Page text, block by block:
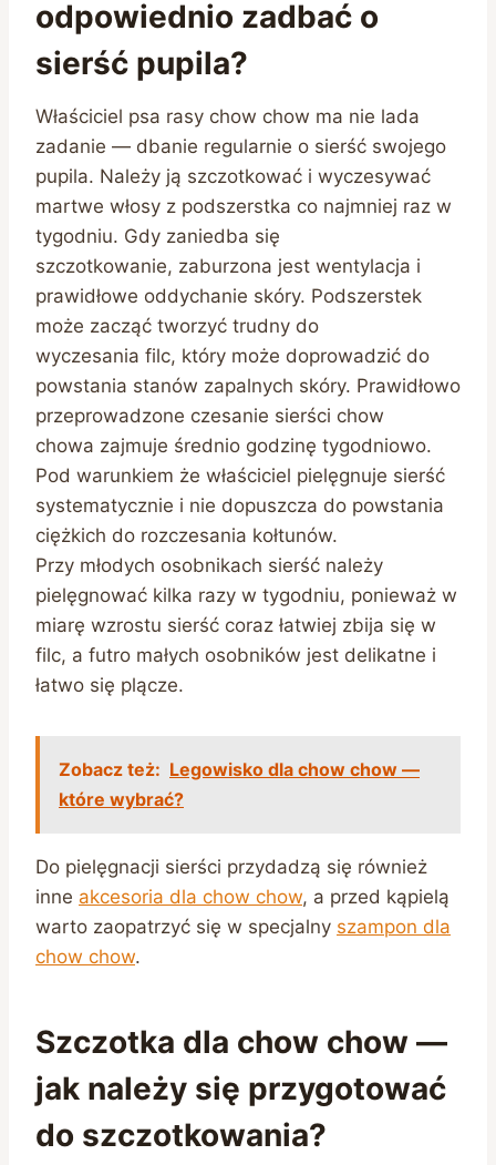
odpowiednio zadbać o
sierść pupila?
Właściciel psa rasy chow chow ma nie lada
zadanie — dbanie regularnie o sierść swojego
pupila. Należy ją szczotkować i wyczesywać
martwe włosy z podszerstka co najmniej raz w
tygodniu. Gdy zaniedba się
szczotkowanie, zaburzona jest wentylacja i
prawidłowe oddychanie skóry. Podszerstek
może zacząć tworzyć trudny do
wyczesania filc, który może doprowadzić do
powstania stanów zapalnych skóry. Prawidłowo
przeprowadzone czesanie sierści chow
chowa zajmuje średnio godzinę tygodniowo.
Pod warunkiem że właściciel pielęgnuje sierść
systematycznie i nie dopuszcza do powstania
ciężkich do rozczesania kołtunów.
Przy młodych osobnikach sierść należy
pielęgnować kilka razy w tygodniu, ponieważ w
miarę wzrostu sierść coraz łatwiej zbija się w
filc, a futro małych osobników jest delikatne i
łatwo się plącze.
Zobacz też: Legowisko dla chow chow —
które wybrać?
Do pielęgnacji sierści przydadzą się również
inne akcesoria dla chow chow, a przed kąpielą
warto zaopatrzyć się w specjalny szampon dla
chow chow.
Szczotka dla chow chow —
jak należy się przygotować
do szczotkowania?